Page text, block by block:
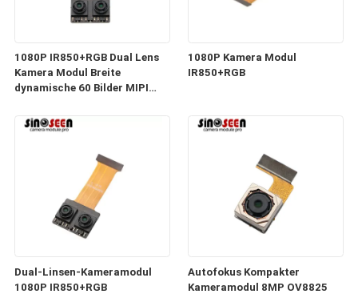
1080P IR850+RGB Dual Lens
Kamera Modul Breite
dynamische 60 Bilder MIPI
1080P Kamera Modul
IR850+RGB
Dual-Linsen-Kameramodul
1080P IR850+RGB
Autofokus Kompakter
Kameramodul 8MP OV8825